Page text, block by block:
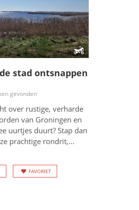
stad ontsnappen
gevonden
over rustige, verharde
van Groningen en
uurtjes duurt? Stap dan
prachtige rondrit,...
FAVORIET